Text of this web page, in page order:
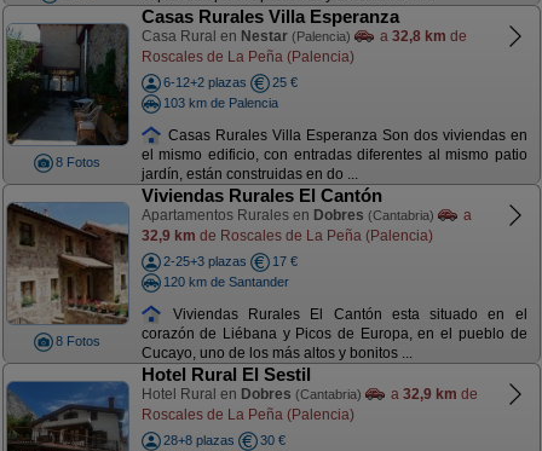
8 Fotos
Casas Rurales Villa Esperanza
Casa Rural en Nestar (Palencia) a 32,8 km de
Roscales de La Peña (Palencia)
6-12+2 plazas
25 €
103 km de Palencia
Casas Rurales Villa Esperanza Son dos viviendas en
el mismo edificio, con entradas diferentes al mismo patio
jardín, están construidas en do ...
8 Fotos
Viviendas Rurales El Cantón
Apartamentos Rurales en Dobres (Cantabria)
a
32,9 km de Roscales de La Peña (Palencia)
2-25+3 plazas
17 €
120 km de Santander
Viviendas Rurales El Cantón esta situado en el
corazón de Liébana y Picos de Europa, en el pueblo de
Cucayo, uno de los más altos y bonitos ...
Hotel Rural El Sestil
Hotel Rural en Dobres (Cantabria) a 32,9 km de
Roscales de La Peña (Palencia)
28+8 plazas
30 €